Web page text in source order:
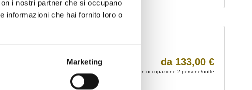
i nostri partner che si occupano
informazioni che hai fornito loro o
Marketing